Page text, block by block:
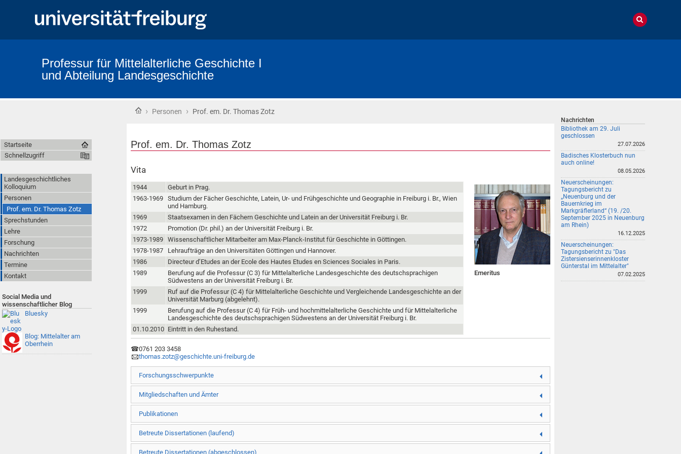
Professur für Mittelalterliche Geschichte I
und Abteilung Landesgeschichte
Startseite
› Personen › Prof. em. Dr. Thomas Zotz
Prof. em. Dr. Thomas Zotz
Emeritus
Vita
1944
Geburt in Prag.
1963-1969
Studium der Fächer Geschichte, Latein, Ur- und Frühgeschichte und Geographie in Freiburg i. Br., Wien
und Hamburg.
1969
Staatsexamen in den Fächern Geschichte und Latein an der Universität Freiburg i. Br.
1972
Promotion (Dr. phil.) an der Universität Freiburg i. Br.
1973-1989
Wissenschaftlicher Mitarbeiter am Max-Planck-Institut für Geschichte in Göttingen.
1978-1987
Lehraufträge an den Universitäten Göttingen und Hannover.
1986
Directeur d’Etudes an der Ecole des Hautes Etudes en Sciences Sociales in Paris.
1989
Berufung auf die Professur (C 3) für Mittelalterliche Landesgeschichte des deutschsprachigen
Südwestens an der Universität Freiburg i. Br.
1999
Ruf auf die Professur (C 4) für Mittelalterliche Geschichte und Vergleichende Landesgeschichte an der
Universität Marburg (abgelehnt).
1999
Berufung auf die Professur (C 4) für Früh- und hochmittelalterliche Geschichte und für Mittelalterliche
Landesgeschichte des deutschsprachigen Südwestens an der Universität Freiburg i. Br.
01.10.2010 Eintritt in den Ruhestand.
☎0761 203 3458
thomas.zotz@geschichte.uni-freiburg.de
Forschungsschwerpunkte
Mitgliedschaften und Ämter
Publikationen
Betreute Dissertationen (laufend)
Betreute Dissertationen (abgeschlossen)
Nachrichten
Bibliothek am 29. Juli
geschlossen
27.07.2026
Badisches Klosterbuch nun
auch online!
08.05.2026
Neuerscheinungen:
Tagungsbericht zu
„Neuenburg und der
Bauernkrieg im
Markgräflerland“ (19. /20.
September 2025 in Neuenburg
am Rhein)
16.12.2025
Neuerscheinungen:
Tagungsbericht zu "Das
Zistersienserinnenkloster
Günterstal im Mittelalter"
07.02.2025
Startseite
Schnellzugriff
Landesgeschichtliches
Kolloquium
Personen
Prof. em. Dr. Thomas Zotz
Sprechstunden
Lehre
Forschung
Nachrichten
Termine
Kontakt
Social Media und
wissenschaftlicher Blog
Bluesky
Blog: Mittelalter am
Oberrhein